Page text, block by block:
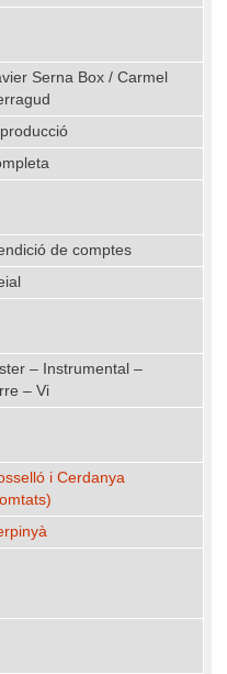
Serna Box / Carmel
de comptes
– Instrumental –
– Vi
i Cerdanya